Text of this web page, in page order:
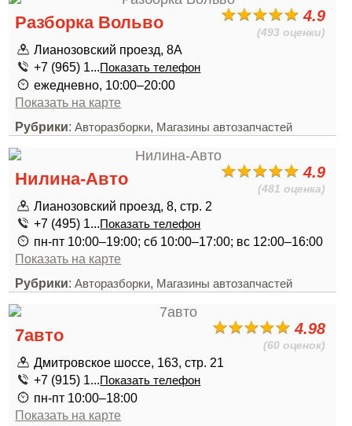
4.9
(493 оценки)
Разборка Вольво
Лианозовский проезд, 8А
+7 (965) 1...Показать телефон
ежедневно, 10:00–20:00
Показать на карте
Рубрики:Авторазборки, Магазины автозапчастей
4.9
(481 оценка)
Нилина-Авто
Лианозовский проезд, 8, стр. 2
+7 (495) 1...Показать телефон
пн-пт 10:00–19:00; сб 10:00–17:00; вс 12:00–16:00
Показать на карте
Рубрики:Авторазборки, Магазины автозапчастей
4.98
(60 оценок)
7авто
Дмитровское шоссе, 163, стр. 21
+7 (915) 1...Показать телефон
пн-пт 10:00–18:00
Показать на карте